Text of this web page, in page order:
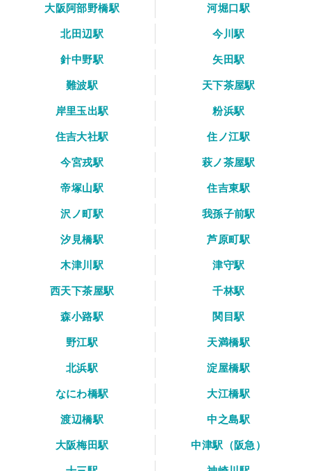
大阪阿部野橋駅
河堀口駅
北田辺駅
今川駅
針中野駅
矢田駅
難波駅
天下茶屋駅
岸里玉出駅
粉浜駅
住吉大社駅
住ノ江駅
今宮戎駅
萩ノ茶屋駅
帝塚山駅
住吉東駅
沢ノ町駅
我孫子前駅
汐見橋駅
芦原町駅
木津川駅
津守駅
西天下茶屋駅
千林駅
森小路駅
関目駅
野江駅
天満橋駅
北浜駅
淀屋橋駅
なにわ橋駅
大江橋駅
渡辺橋駅
中之島駅
大阪梅田駅
中津駅（阪急）